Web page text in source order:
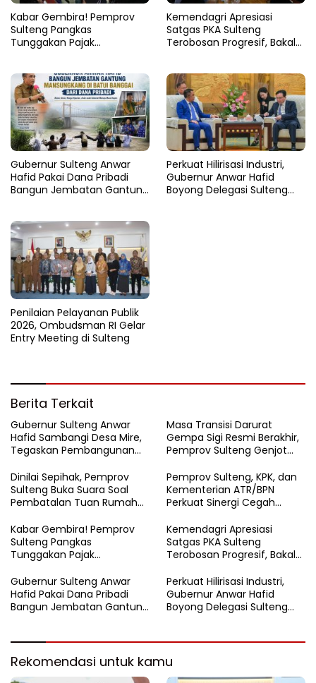
Kabar Gembira! Pemprov
Sulteng Pangkas
Tunggakan Pajak
Kemendagri Apresiasi
Satgas PKA Sulteng
Terobosan Progresif, Bakal
Gubernur Sulteng Anwar
Hafid Pakai Dana Pribadi
Bangun Jembatan Gantung
Perkuat Hilirisasi Industri,
Gubernur Anwar Hafid
Boyong Delegasi Sulteng
Penilaian Pelayanan Publik
2026, Ombudsman RI Gelar
Entry Meeting di Sulteng
Berita Terkait
Gubernur Sulteng Anwar
Hafid Sambangi Desa Mire,
Tegaskan Pembangunan
Touna
Masa Transisi Darurat
Gempa Sigi Resmi Berakhir,
Pemprov Sulteng Genjot
Dinilai Sepihak, Pemprov
Sulteng Buka Suara Soal
Pembatalan Tuan Rumah
Pemprov Sulteng, KPK, dan
Kementerian ATR/BPN
Perkuat Sinergi Cegah
Kabar Gembira! Pemprov
Sulteng Pangkas
Tunggakan Pajak
Persen
Kemendagri Apresiasi
Satgas PKA Sulteng
Terobosan Progresif, Bakal
Nasional
Gubernur Sulteng Anwar
Hafid Pakai Dana Pribadi
Bangun Jembatan Gantung
Perkuat Hilirisasi Industri,
Gubernur Anwar Hafid
Boyong Delegasi Sulteng
Rekomendasi untuk kamu